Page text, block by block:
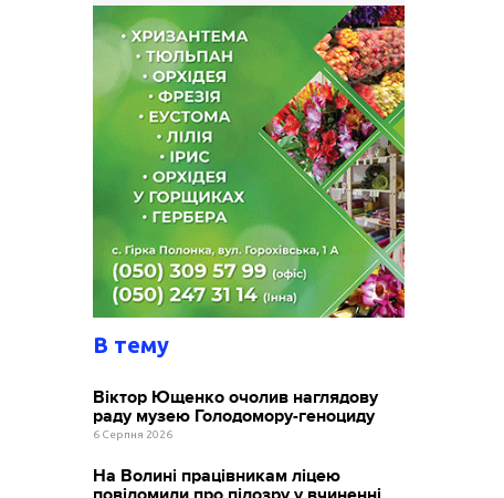
В тему
Віктор Ющенко очолив наглядову
раду музею Голодомору-геноциду
6 Серпня 2026
На Волині працівникам ліцею